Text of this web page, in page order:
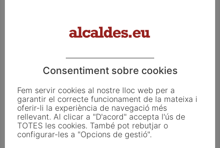
FER UN COMENTARI
Consentiment sobre cookies
Fem servir cookies al nostre lloc web per a
garantir el correcte funcionament de la mateixa i
oferir-li la experiència de navegació més
rellevant. Al clicar a "D'acord" accepta l'ús de
TOTES les cookies. També pot rebutjar o
configurar-les a "Opcions de gestió".